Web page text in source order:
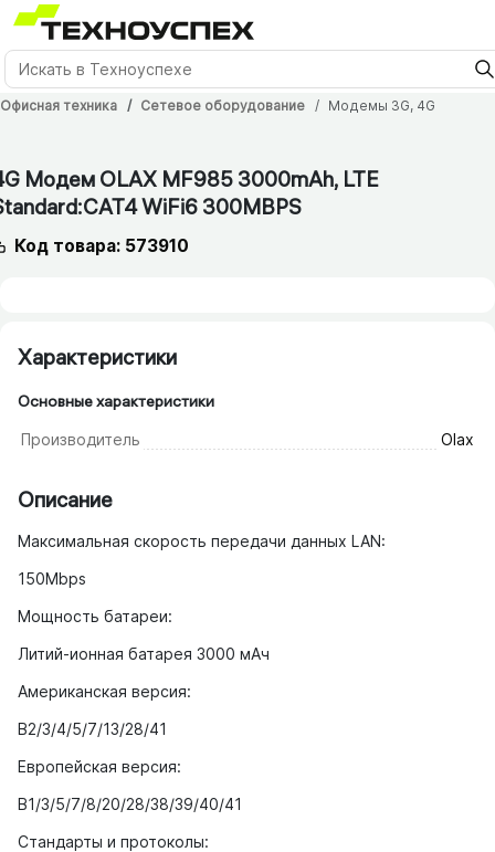
Офисная техника Сетевое оборудование Модемы 3G, 4G
Модем OLAX MF985 3000mAh, LTE
WiFi6 300MBPS
Код товара: 573910
Характеристики
Основные характеристики
Производитель Olax
Описание
Максимальная скорость передачи данных LAN:
150Mbps
Мощность батареи:
Литий-ионная батарея 3000 мАч
Американская версия:
В2/3/4/5/7/13/28/41
Европейская версия:
В1/3/5/7/8/20/28/38/39/40/41
Стандарты и протоколы: